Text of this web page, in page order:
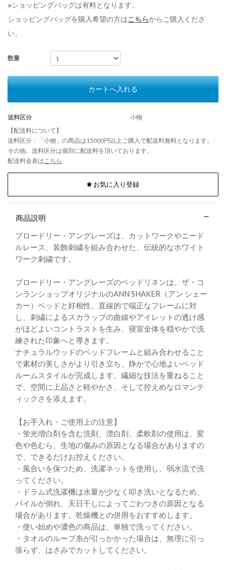
※ショッピングバッグは有料となります。
ショッピングバッグを購入希望の方はこちらからご購入くださ
い。
数量
カートへ入れる
送料区分
小物
【配送料について】
送料区分：「小物」の商品は15000円以上ご購入で配送料無料となります。
その他、送料区分は個別に配送料を頂いております。
配送料金表はこちら
お気に入り登録
商品説明
ブロードリー・アングレーズは、カットワークやニード
ルレース、装飾刺繍を組み合わせた、伝統的なホワイト
ワーク刺繍です。
ブロードリー・アングレーズのベッドリネンは、ザ・コ
ンランショップオリジナルのANN SHAKER（アン シェー
カー）ベッドと好相性。直線的で端正なフレームに対
し、刺繍によるスカラップの曲線やアイレットの透け感
がほどよいコントラストを生み、寝室全体を穏やかで洗
練された印象へと導きます。
ナチュラルウッドのベッドフレームと組み合わせること
で素材の美しさがより引き立ち、静かで心地よいベッド
ルームスタイルが完成します。繊細な技法を重ねること
で、空間に上品さと軽やかさ、そして控えめなロマンテ
ィックさを添えます。
【お手入れ・ご使用上の注意】
・蛍光増白剤を含む洗剤、漂白剤、柔軟剤の使用は、変
色や色むら、生地の傷みの原因となる場合がありますの
で、できるだけお控えください。
・風合いを保つため、洗濯ネットを使用し、弱水流で洗
ってください。
・ドラム式洗濯機は水量が少なく叩き洗いとなるため、
パイルが倒れ、天日干しによってごわつきの原因となる
場合があります。乾燥機との併用をおすすめします。
・使い始めや濃色の商品は、単独で洗ってください。
・タオルのループ糸が引っかかった場合は、無理に引っ
張らず、はさみでカットしてください。